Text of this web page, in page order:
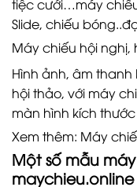
tiệc cưới…máy
Slide, chiếu
Máy chiếu hội nghị,
Hình ảnh, âm
hội thảo, với máy
màn hình kích thước
Xem thêm: Máy
Một số mẫu
maychieu.online